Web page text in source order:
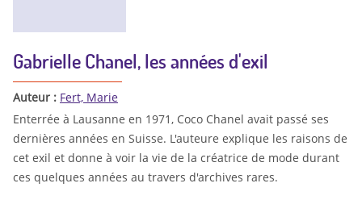
Gabrielle Chanel, les années d'exil
Auteur : Fert, Marie
Enterrée à Lausanne en 1971, Coco Chanel avait passé ses
dernières années en Suisse. L'auteure explique les raisons de
cet exil et donne à voir la vie de la créatrice de mode durant
ces quelques années au travers d'archives rares.